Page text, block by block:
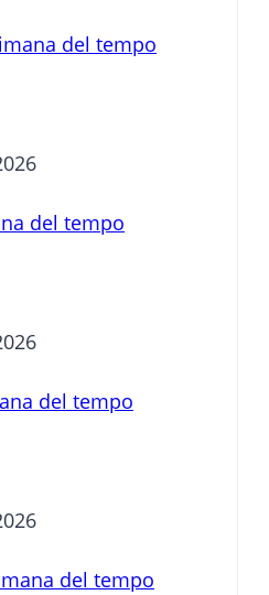
del tempo
del tempo
del tempo
del tempo